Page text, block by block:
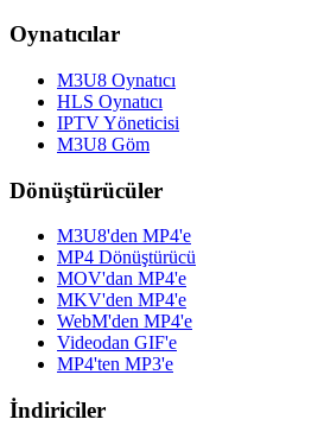
Oynatıcılar
M3U8 Oynatıcı
HLS Oynatıcı
IPTV Yöneticisi
M3U8 Göm
Dönüştürücüler
M3U8'den MP4'e
MP4 Dönüştürücü
MOV'dan MP4'e
MKV'den MP4'e
WebM'den MP4'e
Videodan GIF'e
MP4'ten MP3'e
İndiriciler